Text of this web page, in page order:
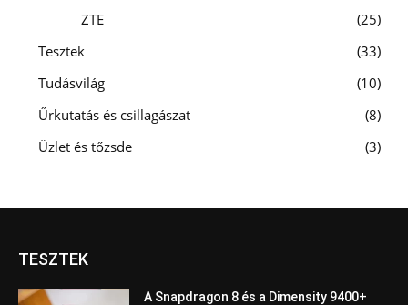
ZTE
25
Tesztek
33
Tudásvilág
10
Űrkutatás és csillagászat
8
Üzlet és tőzsde
3
TESZTEK
A Snapdragon 8 és a Dimensity 9400+